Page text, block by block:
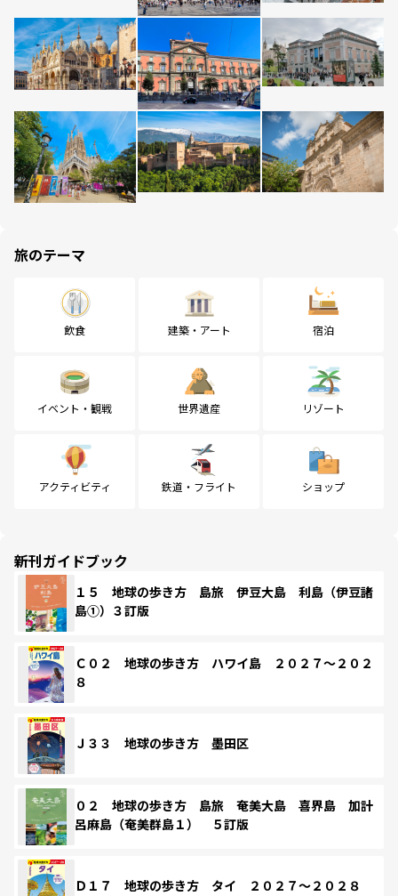
旅のテーマ
飲食 建築・アート 宿泊
イベント・観戦 世界遺産 リゾート
アクティビティ 鉄道・フライト ショップ
新刊ガイドブック
１５ 地球の歩き方 島旅 伊豆大島 利島（伊豆諸
島①）３訂版
Ｃ０２ 地球の歩き方 ハワイ島 ２０２７～２０２
８
Ｊ３３ 地球の歩き方 墨田区
０２ 地球の歩き方 島旅 奄美大島 喜界島 加計
呂麻島（奄美群島１） ５訂版
Ｄ１７ 地球の歩き方 タイ ２０２７～２０２８